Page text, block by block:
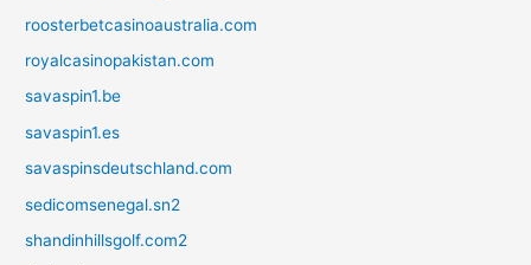
roosterbetcasinoaustralia.com
royalcasinopakistan.com
savaspin1.be
savaspin1.es
savaspinsdeutschland.com
sedicomsenegal.sn2
shandinhillsgolf.com2